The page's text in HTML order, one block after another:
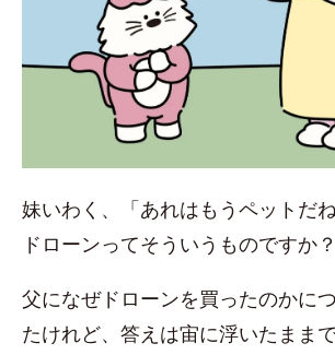
妹いわく、「あれはもうペットだね
ドローンってそういうものですか？
父になぜドローンを買ったのかに
たけれど、答えは宙に浮いたままで